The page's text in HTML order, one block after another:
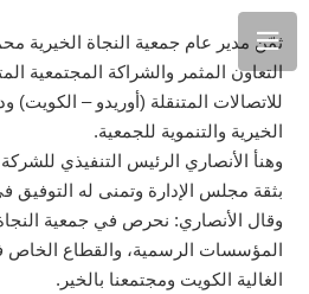
ثمّن مدير عام جمعية النجاة الخيرية
التعاون المثمر والشراكة المجتمعية
للاتصالات المتنقلة (أوريدو – الكويت)
الخيرية والتنموية للجمعية.
وهنأ الأنصاري الرئيس التنفيذي
بثقة مجلس الإدارة وتمنى له التوفيق
وقال الأنصاري: نحرص في جمعية
المؤسسات الرسمية، والقطاع الخاص
الغالية الكويت ومجتمعنا بالخير.